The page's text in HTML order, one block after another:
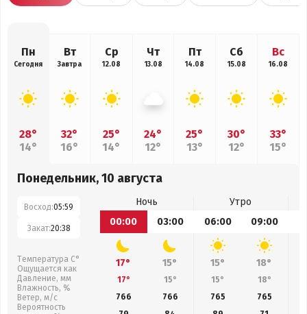
Пн
Сегодня
28°
14°
Вт
Завтра
32°
16°
Ср
12.08
25°
14°
Чт
13.08
24°
12°
Пт
14.08
25°
13°
Сб
15.08
30°
12°
Вс
16.08
33°
15°
Понедельник, 10 августа
Восход:05:59
Закат:20:38
Температура С°
Ощущается как
Давление, мм
Влажность, %
Ветер, м/с
Вероятность
Ночь
Утро
00:00
03:00 06:00 09:00
17° 15° 15° 18°
17° 15° 15° 18°
766
766 765 765